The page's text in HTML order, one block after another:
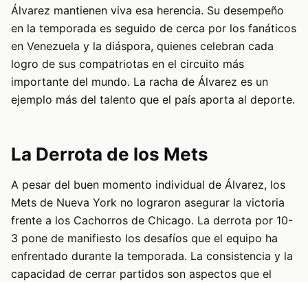
Álvarez mantienen viva esa herencia. Su desempeño
en la temporada es seguido de cerca por los fanáticos
en Venezuela y la diáspora, quienes celebran cada
logro de sus compatriotas en el circuito más
importante del mundo. La racha de Álvarez es un
ejemplo más del talento que el país aporta al deporte.
La Derrota de los Mets
A pesar del buen momento individual de Álvarez, los
Mets de Nueva York no lograron asegurar la victoria
frente a los Cachorros de Chicago. La derrota por 10-
3 pone de manifiesto los desafíos que el equipo ha
enfrentado durante la temporada. La consistencia y la
capacidad de cerrar partidos son aspectos que el